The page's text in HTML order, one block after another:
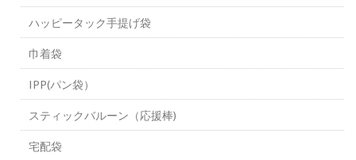
ハッピータック手提げ袋
巾着袋
IPP(パン袋）
スティックバルーン（応援棒)
宅配袋